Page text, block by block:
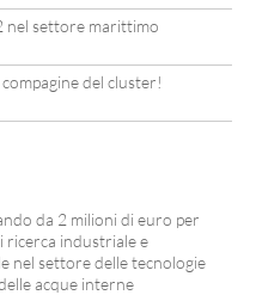
nel settore marittimo
del cluster!
da 2 milioni di euro per
ricerca industriale e
nel settore delle tecnologie
acque interne